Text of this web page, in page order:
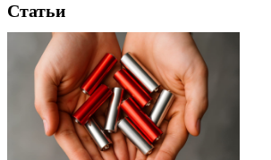
Статьи